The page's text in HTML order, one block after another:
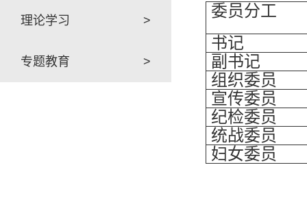
理论学习 >
专题教育 >
委员分工
书记
副书记
组织委员
宣传委员
纪检委员
统战委员
妇女委员